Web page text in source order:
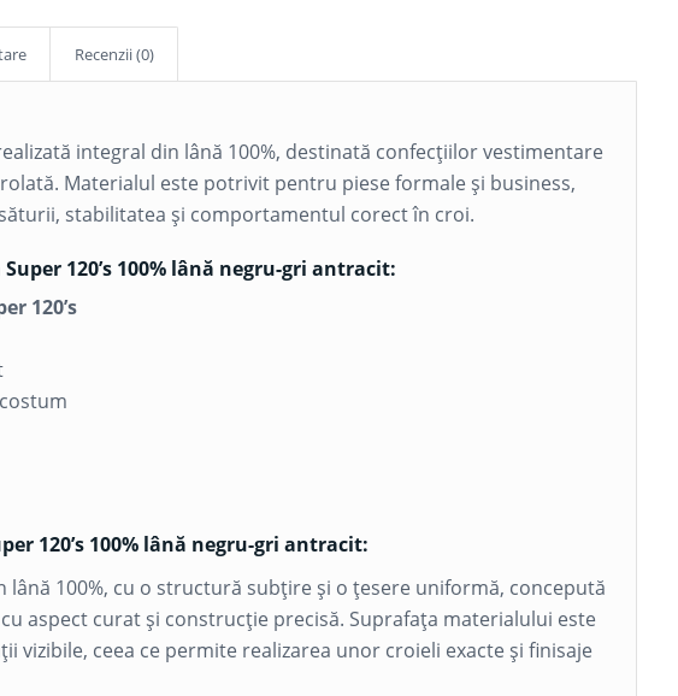
Recenzii (0)
integral din lână 100%, destinată confecțiilor vestimentare
Materialul este potrivit pentru piese formale și business,
stabilitatea și comportamentul corect în croi.
120’s 100% lână negru-gri antracit:
120’s
120’s 100% lână negru-gri antracit:
lână 100%, cu o structură subțire și o țesere uniformă, concepută
aspect curat și construcție precisă. Suprafața materialului este
vizibile, ceea ce permite realizarea unor croieli exacte și finisaje